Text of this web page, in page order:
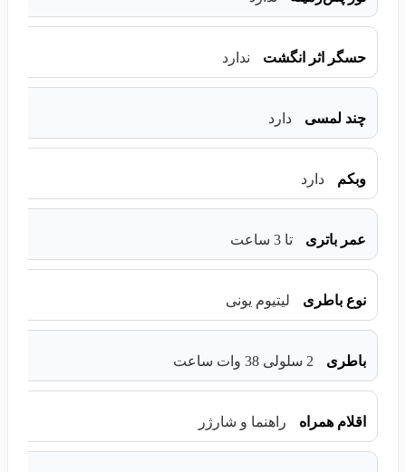
حسگر اثر انگشت ندارد
چند لمسی دارد
وبکم دارد
عمر باتری تا 3 ساعت
نوع باطری لیتیوم یونی
باطری 2 سلولی 38 وات ساعت
اقلام همراه راهنما و شارژر